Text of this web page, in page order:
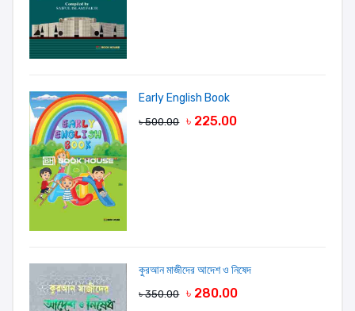
Early English Book
৳ 500.00 ৳ 225.00
কুরআন মাজীদের আদেশ ও নিষেদ
৳ 350.00 ৳ 280.00